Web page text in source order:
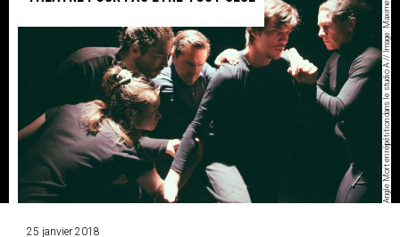
Angle Mort en répétition dans le studio A // Image: Maxime Daigle
25 janvier 2018